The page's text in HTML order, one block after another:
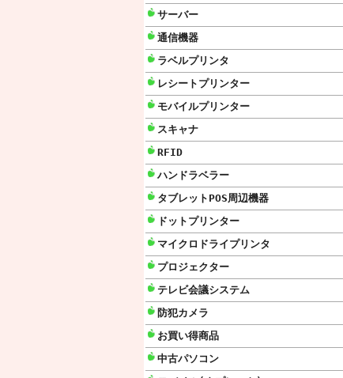
サーバー
通信機器
ラベルプリンタ
レシートプリンター
モバイルプリンター
スキャナ
RFID
ハンドラベラー
タブレットPOS周辺機器
ドットプリンター
マイクロドライプリンタ
プロジェクター
テレビ会議システム
防犯カメラ
お買い得商品
中古パソコン